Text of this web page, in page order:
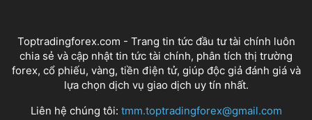
Toptradingforex.com - Trang tin tức đầu tư tài chính luôn
chia sẻ và cập nhật tin tức tài chính, phân tích thị trường
forex, cổ phiếu, vàng, tiền điện tử, giúp độc giả đánh giá và
lựa chọn dịch vụ giao dịch uy tín nhất.
Liên hệ chúng tôi: tmm.toptradingforex@gmail.com